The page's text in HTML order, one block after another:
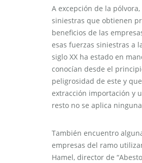
A excepción de la
siniestras que obtienen
beneficios de las
esas fuerzas siniestras a
siglo XX ha estado en
conocían desde el
peligrosidad de este y
extracción importación y
resto no se aplica
También encuentro
empresas del ramo
Hamel, director de